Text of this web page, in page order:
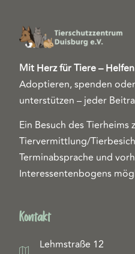
Mit Herz für Tiere –
Adoptieren, spenden
unterstützen – jeder
Ein Besuch des Tierheims
Tiervermittlung/
Terminabsprache und
Interessentenbogens
Kontakt
Lehmstraße 12